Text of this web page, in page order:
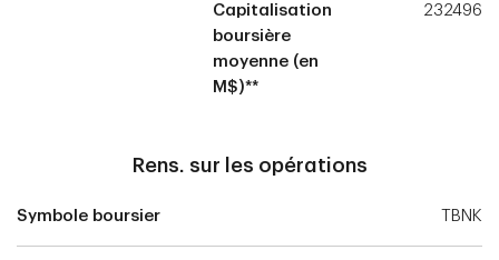
Capitalisation
boursière
moyenne (en
M$)**
232496
Rens. sur les opérations
Symbole boursier TBNK